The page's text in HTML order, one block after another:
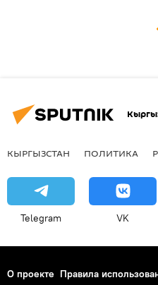
КЫРГЫЗСТАН ПОЛИТИКА
Telegram VK
О проекте Правила